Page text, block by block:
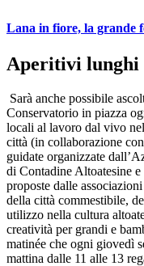
Lana in fiore, la grande
Aperitivi lunghi
Sarà anche possibile
Conservatorio in piazza
locali al lavoro dal vivo
città (in collaborazione
guidate organizzate
di Contadine Altoatesine
proposte dalle
della città commestibile,
utilizzo nella cultura
creatività per grandi e
matinée che ogni giovedì
mattina dalle 11 alle 13